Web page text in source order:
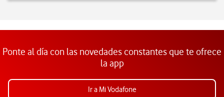
Ponte al día con las novedades constantes que te ofrece
la app
Ir a Mi Vodafone